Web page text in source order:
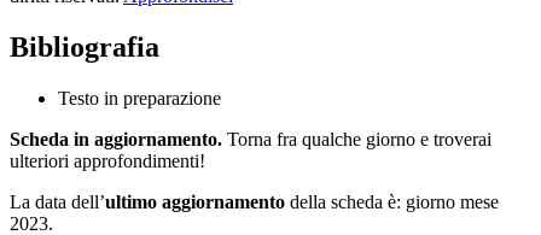
Bibliografia
Testo in preparazione
Scheda in aggiornamento. Torna fra qualche giorno e troverai
ulteriori approfondimenti!
La data dell’ultimo aggiornamento della scheda è: giorno mese
2023.